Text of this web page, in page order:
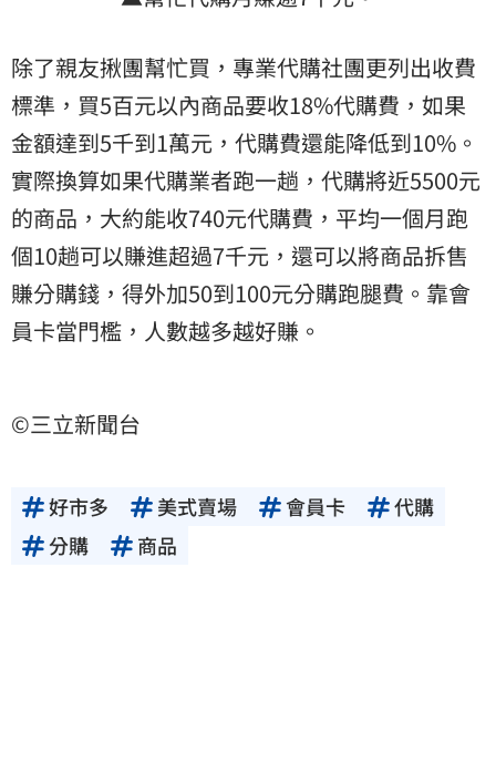
除了親友揪團幫忙買，專業代購社團更列出收費
標準，買5百元以內商品要收18%代購費，如果
金額達到5千到1萬元，代購費還能降低到10%。
實際換算如果代購業者跑一趟，代購將近5500元
的商品，大約能收740元代購費，平均一個月跑
個10趟可以賺進超過7千元，還可以將商品拆售
賺分購錢，得外加50到100元分購跑腿費。靠會
員卡當門檻，人數越多越好賺。
©三立新聞台
好市多 美式賣場 會員卡
代購
分購
商品